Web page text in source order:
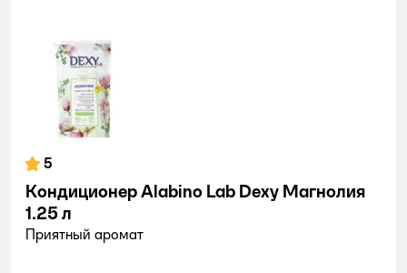
5
Кондиционер Alabino Lab Dexy Магнолия
1.25 л
Приятный аромат